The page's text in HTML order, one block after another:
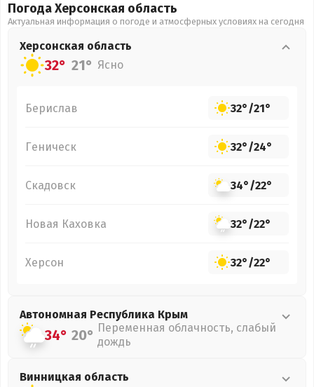
Погода Херсонская область
Актуальная информация о погоде и атмосферных условиях на сегодня
Херсонская область
32° 21° Ясно
Берислав 32°/21°
Геническ 32°/24°
Скадовск 34°/22°
Новая Каховка 32°/22°
Херсон 32°/22°
Автономная Республика Крым
34° 20° Переменная облачность, слабый
дождь
Винницкая область